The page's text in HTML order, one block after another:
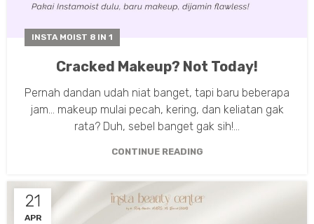
INSTA MOIST 8 IN 1
Cracked Makeup? Not Today!
Pernah dandan udah niat banget, tapi baru beberapa
jam... makeup mulai pecah, kering, dan keliatan gak
rata? Duh, sebel banget gak sih!...
CONTINUE READING
21
APR